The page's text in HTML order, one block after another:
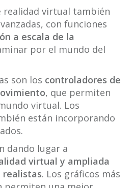
realidad virtual también
con funciones
a escala de la
por el mundo del
son los controladores de
, que permiten
virtual. Los
están incorporando
dando lugar a
virtual y ampliada
realistas. Los gráficos más